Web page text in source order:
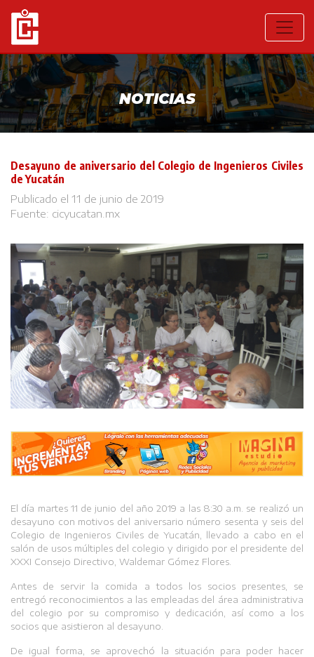
NOTICIAS
Desayuno de aniversario del Colegio de Ingenieros Civiles
de Yucatán
Publicado el 11 de junio de 2019
Fuente: cicyucatan.mx
El día martes 11 de junio del año 2019 a las 8:30 a.m. se realizó un
desayuno con motivos del aniversario número sesenta y seis del
Colegio de Ingenieros Civiles de Yucatán, llevado a cabo en el
salón de usos múltiples del colegio y dirigido por el presidente del
XXXI Consejo Directivo, Waldemar Gómez Flores.
Antes de servir la comida a todos los socios presentes, se
entregó reconocimientos a las empleadas del área administrativa
del colegio por su compromiso y dedicación, así como a los
socios que asistieron al desayuno.
De igual forma, se aprovechó la situación para poder hacer